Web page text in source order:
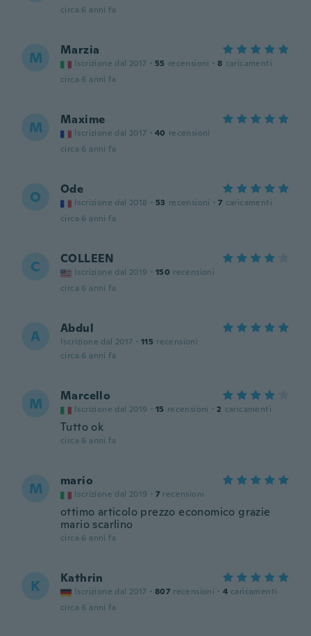
circa 6 anni fa
M Marzia
Iscrizione dal 2017 · 55 recensioni · 8 caricamenti
circa 6 anni fa
M Maxime
Iscrizione dal 2017 · 40 recensioni
circa 6 anni fa
O Ode
Iscrizione dal 2018 · 53 recensioni · 7 caricamenti
circa 6 anni fa
C COLLEEN
Iscrizione dal 2019 · 150 recensioni
circa 6 anni fa
A Abdul
Iscrizione dal 2017 · 115 recensioni
circa 6 anni fa
M Marcello
Iscrizione dal 2019 · 15 recensioni · 2 caricamenti
Tutto ok
circa 6 anni fa
M mario
Iscrizione dal 2019 · 7 recensioni
ottimo articolo prezzo economico grazie
mario scarlino
circa 6 anni fa
K Kathrin
Iscrizione dal 2017 · 807 recensioni · 4 caricamenti
circa 6 anni fa